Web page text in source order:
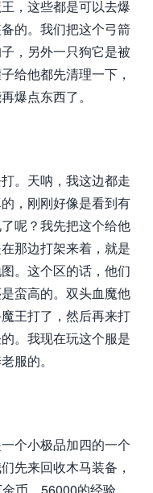
，这些都是可以去爆
的。我们把这个弓箭
，另外一只狗它是被
给他都先清理一下，
爆点东西了。
。天呐，我这边都走
，刚刚好像是看到有
呢？我先把这个给他
那边打架来着，就是
。这个区的话，他们
蛮高的。双头血魔他
王打了，然后再来打
。我现在玩这个服是
服的。
个小极品加四的一个
先来回收木马装备，